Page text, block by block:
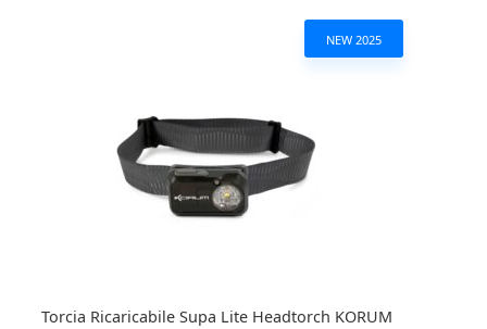
NEW 2025
Torcia Ricaricabile Supa Lite Headtorch KORUM